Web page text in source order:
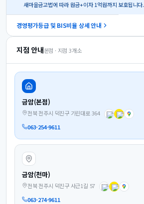
새마을금고법에 따라 원금+이자 1억원까지 보호됩니다.
경영평가등급 및 BIS비율 상세 안내
지점 안내본점 · 지점 3개소
금암(본점)
전북 전주시 덕진구 기린대로 364
063-254-9611
금암(천마)
전북 전주시 덕진구 사근1길 57
063-274-9611